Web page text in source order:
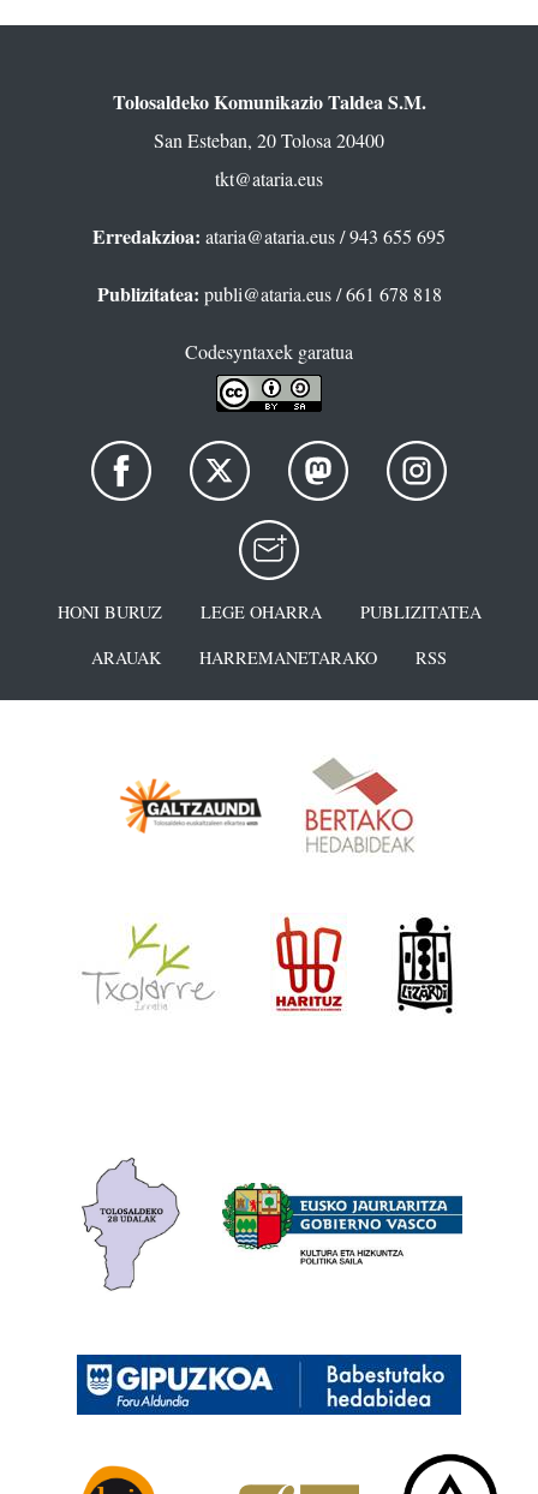
Tolosaldeko Komunikazio Taldea S.M.
San Esteban, 20 Tolosa 20400
tkt@ataria.eus
Erredakzioa: ataria@ataria.eus/ 943 655 695
Publizitatea: publi@ataria.eus/ 661 678 818
Codesyntaxek garatua
HONI BURUZ LEGE OHARRA
PUBLIZITATEA
ARAUAK
HARREMANETARAKO RSS